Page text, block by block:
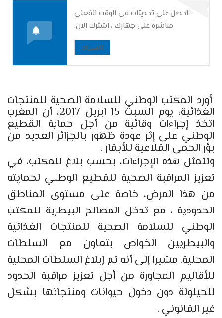
احصل على تحديثات في الوقت الفعلي
مباشرة على جهازك ، اشترك الآن.
الاشتراك
أورد المكتب الوطني للسلامة الصحية للمنتجات
الغذائية، يوم السبت 15 ابريل 2017، أن المغرب
اتخذ إجراءات وقائية من أجل حماية القطيع
الوطني على إثر عودة ظهور بالجزائر العديد من
بؤر الحمى القلاعية للأبقار .
وتتمثل هذه الإجراءات، بحسب بلاغ للمكتب، في
تعزيز المراقبة الصحية للقطيع الوطني لحمايته
من هذا المرض، خاصة على مستوى المناطق
الحدودية ، مع تدخل المصالح البيطرية للمكتب
الوطني للسلامة الصحية للمنتجات الغذائية
والبيطريين الخواص بتعاون مع السلطات
المحلية. مشيرا إلى أنه تم إبلاغ السلطات المحلية
للأقاليم المجاورة من أجل تعزيز مراقبة الحدود
للحيلولة دون دخول حيوانات ومنتجاتها بشكل
غير القانوني .